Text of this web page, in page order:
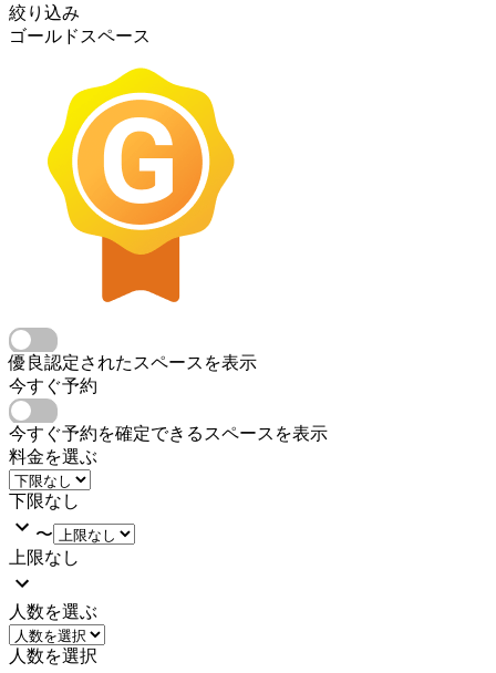
絞り込み
ゴールドスペース
優良認定されたスペースを表示
今すぐ予約
今すぐ予約を確定できるスペースを表示
料金を選ぶ
下限なし
〜
上限なし
人数を選ぶ
人数を選択